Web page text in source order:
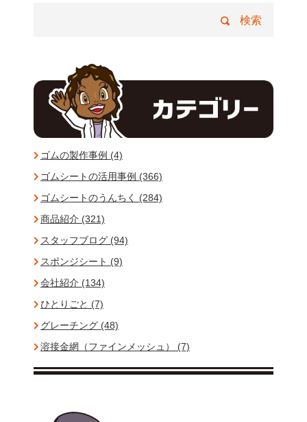
ゴムの製作事例 (4)
ゴムシートの活用事例 (366)
ゴムシートのうんちく (284)
商品紹介 (321)
スタッフブログ (94)
スポンジシート (9)
会社紹介 (134)
ひとりごと (7)
グレーチング (48)
溶接金網（ファインメッシュ） (7)